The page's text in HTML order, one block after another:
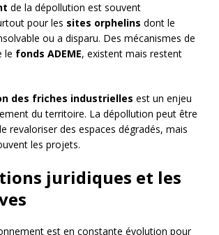
de la dépollution est souvent
pour les sites orphelins dont le
ou a disparu. Des mécanismes de
le fonds ADEME, existent mais restent
des friches industrielles est un enjeu
du territoire. La dépollution peut être
revaloriser des espaces dégradés, mais
les projets.
juridiques et les
est en constante évolution pour